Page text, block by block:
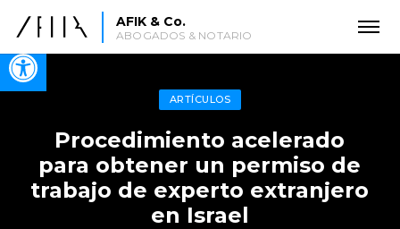
Open toolbar
AFIK & Co.
ABOGADOS & NOTARIO
ARTÍCULOS
Procedimiento acelerado
para obtener un permiso de
trabajo de experto extranjero
en Israel